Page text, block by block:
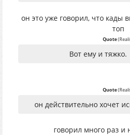
он это уже говорил, что кады
топ
Quote(
Вот ему и тяжко.
Quote(
он действительно хочет
говорил много раз и